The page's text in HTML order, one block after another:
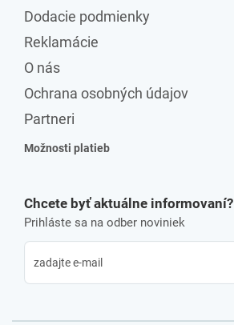
Dodacie podmienky
Reklamácie
O nás
Ochrana osobných údajov
Partneri
Možnosti platieb
Chcete byť aktuálne informovaní?
Prihláste sa na odber noviniek